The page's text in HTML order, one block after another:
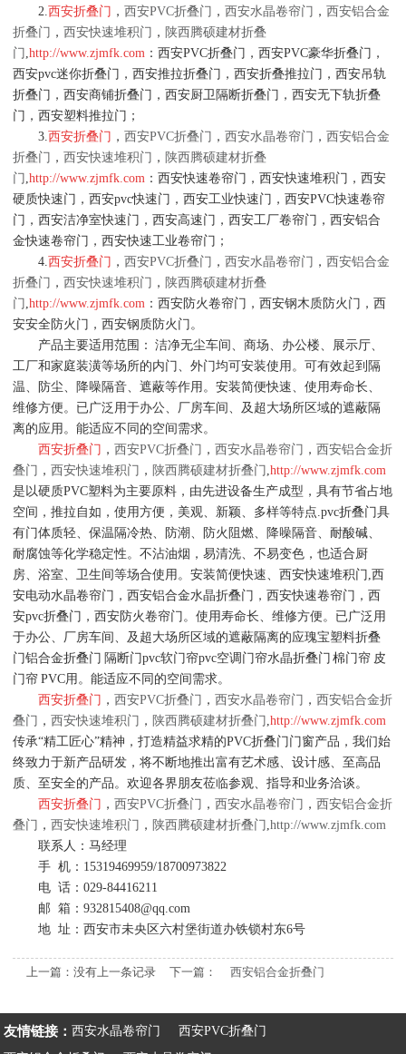
2.西安折叠门 ，西安PVC折叠门 ，西安水晶卷帘门 ，西安铝合金
折叠门 ，西安快速堆积门 ， 陕西腾硕建材折叠
门 ,http://www.zjmfk.com ：西安PVC折叠门，西安PVC豪华折叠门，
西安pvc迷你折叠门，西安推拉折叠门，西安折叠推拉门，西安吊轨
折叠门，西安商铺折叠门，西安厨卫隔断折叠门，西安无下轨折叠
门，西安塑料推拉门；
3.西安折叠门 ，西安PVC折叠门 ，西安水晶卷帘门 ，西安铝合金
折叠门 ，西安快速堆积门 ， 陕西腾硕建材折叠
门 ,http://www.zjmfk.com ：西安快速卷帘门，西安快速堆积门，西安
硬质快速门，西安pvc快速门，西安工业快速门，西安PVC快速卷帘
门，西安洁净室快速门，西安高速门，西安工厂卷帘门，西安铝合
金快速卷帘门，西安快速工业卷帘门；
4.西安折叠门 ，西安PVC折叠门 ，西安水晶卷帘门 ，西安铝合金
折叠门 ，西安快速堆积门 ， 陕西腾硕建材折叠
门 ,http://www.zjmfk.com ：西安防火卷帘门，西安钢木质防火门，西
安安全防火门，西安钢质防火门。
产品主要适用范围： 洁净无尘车间、商场、办公楼、展示厅、
工厂和家庭装潢等场所的内门、外门均可安装使用。可有效起到隔
温、防尘、降噪隔音、遮蔽等作用。安装简便快速、使用寿命长、
维修方便。已广泛用于办公、厂房车间、及超大场所区域的遮蔽隔
离的应用。能适应不同的空间需求。
西安折叠门 ，西安PVC折叠门 ，西安水晶卷帘门 ，西安铝合金折
叠门 ，西安快速堆积门 ， 陕西腾硕建材折叠门 ,http://www.zjmfk.com
是以硬质PVC塑料为主要原料，由先进设备生产成型，具有节省占地
空间，推拉自如，使用方便，美观、新颖、多样等特点.pvc折叠门具
有门体质轻、保温隔冷热、防潮、防火阻燃、降噪隔音、耐酸碱、
耐腐蚀等化学稳定性。不沾油烟，易清洗、不易变色，也适合厨
房、浴室、卫生间等场合使用。安装简便快速、西安快速堆积门,西
安电动水晶卷帘门，西安铝合金水晶折叠门，西安快速卷帘门，西
安pvc折叠门，西安防火卷帘门。使用寿命长、维修方便。已广泛用
于办公、厂房车间、及超大场所区域的遮蔽隔离的应瑰宝塑料折叠
门铝合金折叠门 隔断门pvc软门帘pvc空调门帘水晶折叠门 棉门帘 皮
门帘 PVC用。能适应不同的空间需求。
西安折叠门 ，西安PVC折叠门 ，西安水晶卷帘门 ，西安铝合金折
叠门 ，西安快速堆积门 ， 陕西腾硕建材折叠门 ,http://www.zjmfk.com
传承“精工匠心”精神，打造精益求精的PVC折叠门门窗产品，我们始
终致力于新产品研发，将不断地推出富有艺术感、设计感、至高品
质、至安全的产品。欢迎各界朋友莅临参观、指导和业务洽谈。
西安折叠门 ，西安PVC折叠门 ，西安水晶卷帘门 ，西安铝合金折
叠门 ，西安快速堆积门 ， 陕西腾硕建材折叠门 ,http://www.zjmfk.com
联系人：马经理
手 机：15319469959/18700973822
电 话：029-84416211
邮 箱：932815408@qq.com
地 址：西安市未央区六村堡街道办铁锁村东6号
上一篇：没有上一条记录 下一篇： 西安铝合金折叠门
友情链接：西安水晶卷帘门
西安PVC折叠门